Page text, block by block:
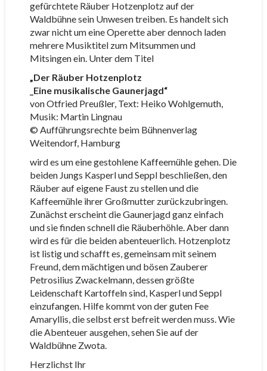
gefürchtete Räuber Hotzenplotz auf der
Waldbühne sein Unwesen treiben. Es handelt sich
zwar nicht um eine Operette aber dennoch laden
mehrere Musiktitel zum Mitsummen und
Mitsingen ein. Unter dem Titel
„Der Räuber Hotzenplotz
_Eine musikalische Gaunerjagd“
von Otfried Preußler, Text: Heiko Wohlgemuth,
Musik: Martin Lingnau
© Aufführungsrechte beim Bühnenverlag
Weitendorf, Hamburg
wird es um eine gestohlene Kaffeemühle gehen. Die
beiden Jungs Kasperl und Seppl beschließen, den
Räuber auf eigene Faust zu stellen und die
Kaffeemühle ihrer Großmutter zurückzubringen.
Zunächst erscheint die Gaunerjagd ganz einfach
und sie finden schnell die Räuberhöhle. Aber dann
wird es für die beiden abenteuerlich. Hotzenplotz
ist listig und schafft es, gemeinsam mit seinem
Freund, dem mächtigen und bösen Zauberer
Petrosilius Zwackelmann, dessen größte
Leidenschaft Kartoffeln sind, Kasperl und Seppl
einzufangen. Hilfe kommt von der guten Fee
Amaryllis, die selbst erst befreit werden muss. Wie
die Abenteuer ausgehen, sehen Sie auf der
Waldbühne Zwota.
Herzlichst Ihr